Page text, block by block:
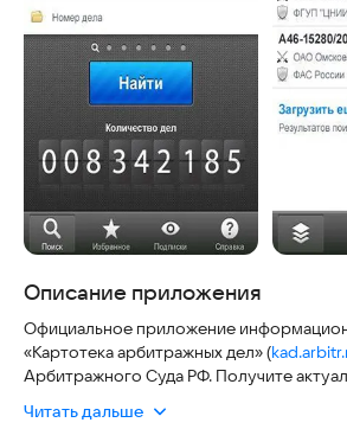
Описание приложения
Официальное приложение
«Картотека арбитражных дел» (
Арбитражного Суда РФ. Получите
Читать дальше